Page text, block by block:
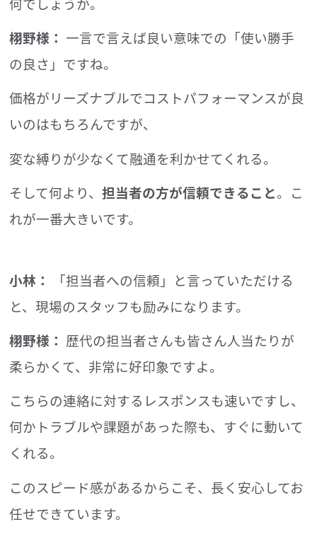
栩野様： 一言で言えば良い意味での「使い勝手
の良さ」ですね。
価格がリーズナブルでコストパフォーマンスが良
いのはもちろんですが、
変な縛りが少なくて融通を利かせてくれる。
そして何より、担当者の方が信頼できること。こ
れが一番大きいです。
小林：
「担当者への信頼」と言っていただける
と、現場のスタッフも励みになります。
栩野様： 歴代の担当者さんも皆さん人当たりが
柔らかくて、非常に好印象ですよ。
こちらの連絡に対するレスポンスも速いですし、
何かトラブルや課題があった際も、すぐに動いて
くれる。
このスピード感があるからこそ、長く安心してお
任せできています。